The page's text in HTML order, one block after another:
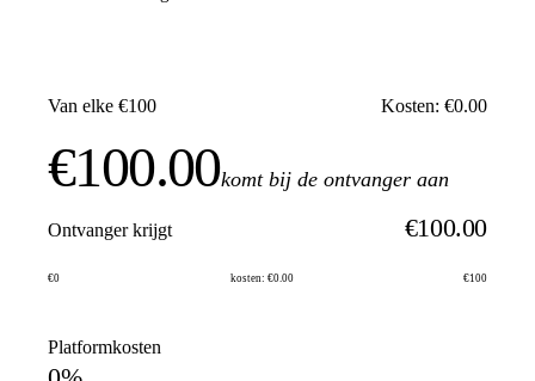
Van elke €100 Kosten: €0.00
€100.00komt bij de ontvanger aan
Ontvanger krijgt €100.00
€0 kosten: €0.00 €100
Platformkosten